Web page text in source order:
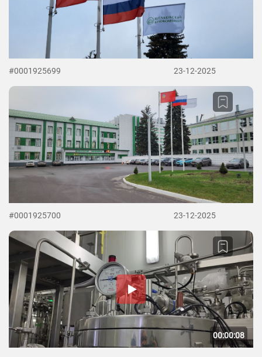
#0001925699 23-12-2025
#0001925700 23-12-2025
00:00:08